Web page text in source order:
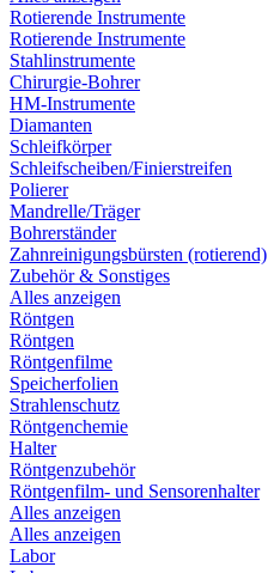
Rotierende Instrumente
Rotierende Instrumente
Stahlinstrumente
Chirurgie-Bohrer
HM-Instrumente
Diamanten
Schleifkörper
Schleifscheiben/Finierstreifen
Polierer
Mandrelle/Träger
Bohrerständer
Zahnreinigungsbürsten (rotierend)
Zubehör & Sonstiges
Alles anzeigen
Röntgen
Röntgen
Röntgenfilme
Speicherfolien
Strahlenschutz
Röntgenchemie
Halter
Röntgenzubehör
Röntgenfilm- und Sensorenhalter
Alles anzeigen
Alles anzeigen
Labor